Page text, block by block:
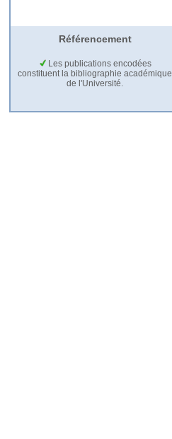
Référencement
Les publications encodées
constituent la bibliographie académique
de l'Université.